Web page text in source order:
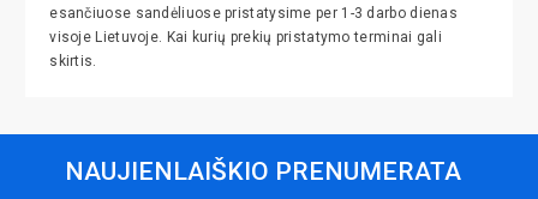
esančiuose sandėliuose pristatysime per 1-3 darbo dienas
visoje Lietuvoje. Kai kurių prekių pristatymo terminai gali
skirtis.
NAUJIENLAIŠKIO PRENUMERATA